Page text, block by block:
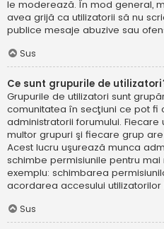
le moderează. În mod general,
avea grijă ca utilizatorii să nu
publice mesaje abuzive sau
Sus
Ce sunt grupurile de
Grupurile de utilizatori sunt
comunitatea în secţiuni ce pot fi
administratorii forumului.
multor grupuri şi fiecare grup
Acest lucru uşurează munca
schimbe permisiunile pentru
exemplu: schimbarea
acordarea accesului utilizatorilor
Sus